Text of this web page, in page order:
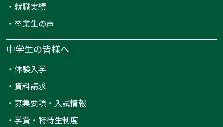
・就職実績
・卒業生の声
中学生の皆様へ
・ 体験入学
・ 資料請求
・募集要項・入試情報
・学費・特待生制度